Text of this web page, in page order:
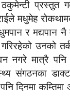
प्रस्तुत
मधुमेह
धुमपान र
उनको
नगरे मात्रै
संगठनका
दिनमा